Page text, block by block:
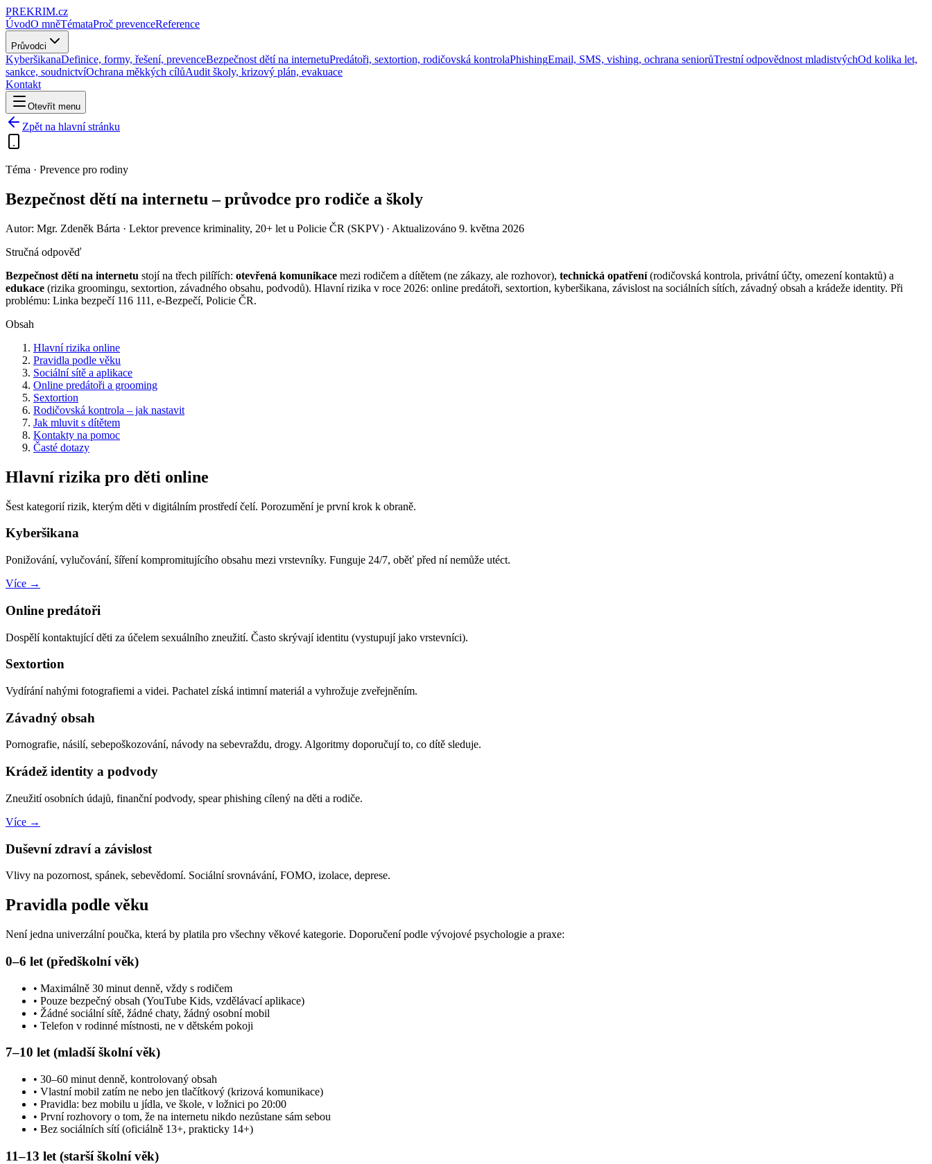
PREKRIM.cz
ÚvodO mněTémataProč prevenceReference
Průvodci
KyberšikanaDefinice, formy, řešení, prevenceBezpečnost dětí na internetuPredátoři, sextortion, rodičovská kontrolaPhishingEmail, SMS, vishing, ochrana seniorůTrestní odpovědnost mladistvýchOd kolika let,
sankce, soudnictvíOchrana měkkých cílůAudit školy, krizový plán, evakuace
Kontakt
Otevřít menu
Zpět na hlavní stránku
Téma · Prevence pro rodiny
Bezpečnost dětí na internetu – průvodce pro rodiče a školy
Autor: Mgr. Zdeněk Bárta · Lektor prevence kriminality, 20+ let u Policie ČR (SKPV) · Aktualizováno 9. května 2026
Stručná odpověď
Bezpečnost dětí na internetu stojí na třech pilířích: otevřená komunikace mezi rodičem a dítětem (ne zákazy, ale rozhovor), technická opatření(rodičovská kontrola, privátní účty, omezení kontaktů) a
edukace (rizika groomingu, sextortion, závadného obsahu, podvodů). Hlavní rizika v roce 2026: online predátoři, sextortion, kyberšikana, závislost na sociálních sítích, závadný obsah a krádeže identity. Při
problému: Linka bezpečí 116 111, e-Bezpečí, Policie ČR.
Obsah
Hlavní rizika online
Pravidla podle věku
Sociální sítě a aplikace
Online predátoři a grooming
Sextortion
Rodičovská kontrola – jak nastavit
Jak mluvit s dítětem
Kontakty na pomoc
Časté dotazy
Hlavní rizika pro děti online
Šest kategorií rizik, kterým děti v digitálním prostředí čelí. Porozumění je první krok k obraně.
Kyberšikana
Ponižování, vylučování, šíření kompromitujícího obsahu mezi vrstevníky. Funguje 24/7, oběť před ní nemůže utéct.
Více →
Online predátoři
Dospělí kontaktující děti za účelem sexuálního zneužití. Často skrývají identitu (vystupují jako vrstevníci).
Sextortion
Vydírání nahými fotografiemi a videi. Pachatel získá intimní materiál a vyhrožuje zveřejněním.
Závadný obsah
Pornografie, násilí, sebepoškozování, návody na sebevraždu, drogy. Algoritmy doporučují to, co dítě sleduje.
Krádež identity a podvody
Zneužití osobních údajů, finanční podvody, spear phishing cílený na děti a rodiče.
Více →
Duševní zdraví a závislost
Vlivy na pozornost, spánek, sebevědomí. Sociální srovnávání, FOMO, izolace, deprese.
Pravidla podle věku
Není jedna univerzální poučka, která by platila pro všechny věkové kategorie. Doporučení podle vývojové psychologie a praxe:
0–6 let (předškolní věk)
• Maximálně 30 minut denně, vždy s rodičem
• Pouze bezpečný obsah (YouTube Kids, vzdělávací aplikace)
• Žádné sociální sítě, žádné chaty, žádný osobní mobil
• Telefon v rodinné místnosti, ne v dětském pokoji
7–10 let (mladší školní věk)
• 30–60 minut denně, kontrolovaný obsah
• Vlastní mobil zatím ne nebo jen tlačítkový (krizová komunikace)
• Pravidla: bez mobilu u jídla, ve škole, v ložnici po 20:00
• První rozhovory o tom, že na internetu nikdo nezůstane sám sebou
• Bez sociálních sítí (oficiálně 13+, prakticky 14+)
11–13 let (starší školní věk)